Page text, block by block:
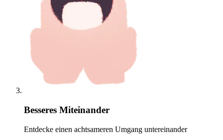
Besseres Miteinander
Entdecke einen achtsameren Umgang untereinander